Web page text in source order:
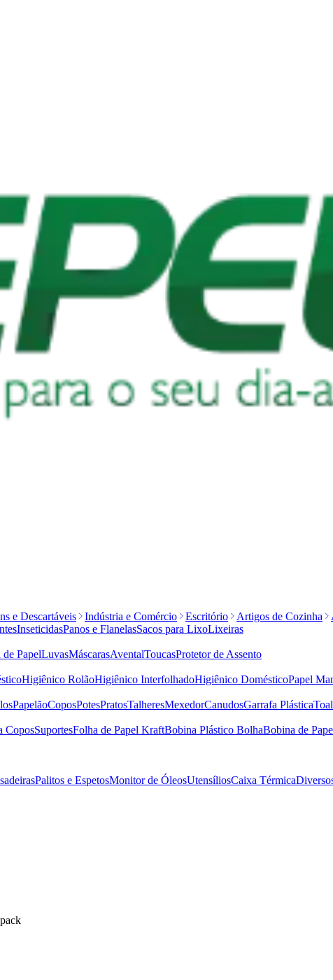
e Descartáveis Indústria e Comércio Escritório Artigos de Cozinha
InseticidasPanos e FlanelasSacos para LixoLixeiras
PapelLuvasMáscarasAventalToucasProtetor de Assento
Higiênico RolãoHigiênico InterfolhadoHigiênico DomésticoPapel
PapelãoCoposPotesPratosTalheresMexedorCanudosGarrafa Plástica
CoposSuportesFolha de Papel KraftBobina Plástico BolhaBobina de
Palitos e EspetosMonitor de ÓleosUtensíliosCaixa Térmica